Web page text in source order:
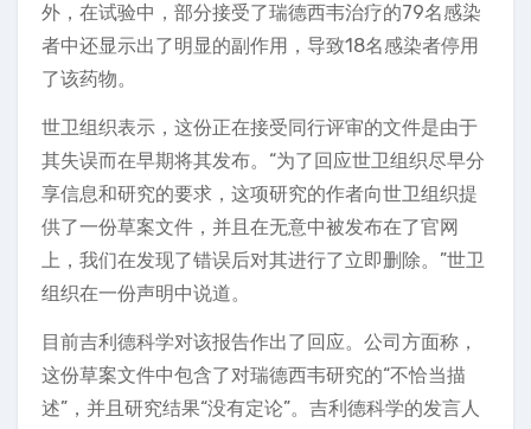
外，在试验中，部分接受了瑞德西韦治疗的79名感染
者中还显示出了明显的副作用，导致18名感染者停用
了该药物。
世卫组织表示，这份正在接受同行评审的文件是由于
其失误而在早期将其发布。“为了回应世卫组织尽早分
享信息和研究的要求，这项研究的作者向世卫组织提
供了一份草案文件，并且在无意中被发布在了官网
上，我们在发现了错误后对其进行了立即删除。”世卫
组织在一份声明中说道。
目前吉利德科学对该报告作出了回应。公司方面称，
这份草案文件中包含了对瑞德西韦研究的“不恰当描
述”，并且研究结果“没有定论”。吉利德科学的发言人